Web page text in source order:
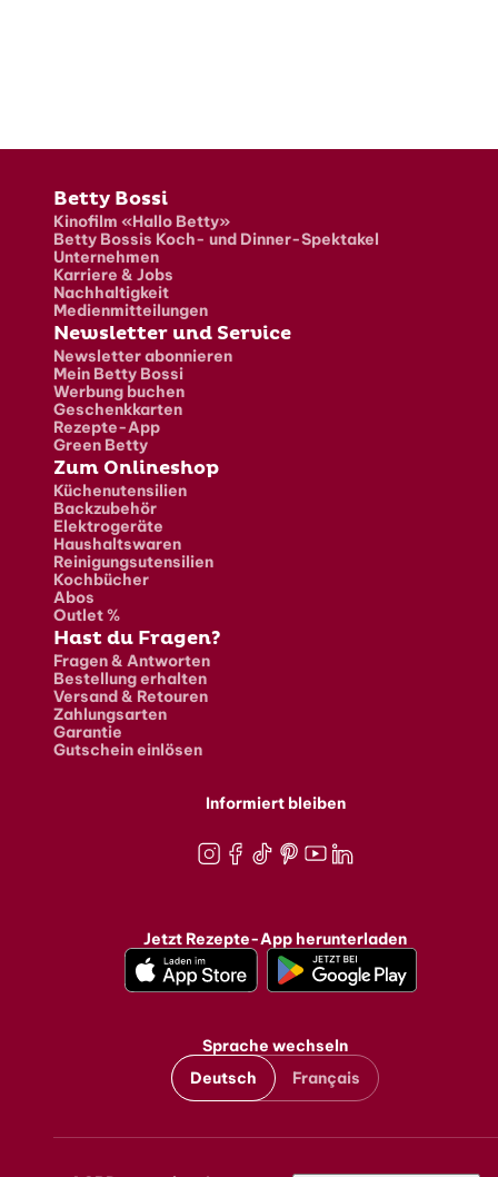
Fusszeile
Betty Bossi
Kinofilm «Hallo Betty»
Betty Bossis Koch- und Dinner-Spektakel
Unternehmen
Karriere & Jobs
Nachhaltigkeit
Medienmitteilungen
Newsletter und Service
Newsletter abonnieren
Mein Betty Bossi
Werbung buchen
Geschenkkarten
Rezepte-App
Green Betty
Zum Onlineshop
Küchenutensilien
Backzubehör
Elektrogeräte
Haushaltswaren
Reinigungsutensilien
Kochbücher
Abos
Outlet %
Hast du Fragen?
Fragen & Antworten
Bestellung erhalten
Versand & Retouren
Zahlungsarten
Garantie
Gutschein einlösen
Informiert bleiben
Jetzt Rezepte-App herunterladen
Sprache wechseln
Deutsch
Français